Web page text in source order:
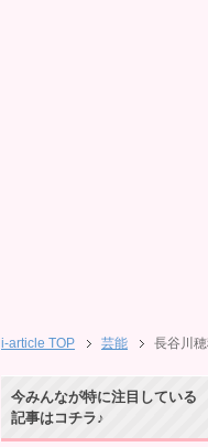
i-article TOP 芸能 長谷川
今みんなが特に注目している
記事はコチラ♪